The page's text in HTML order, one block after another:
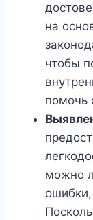
на
чтобы
помочь
можно